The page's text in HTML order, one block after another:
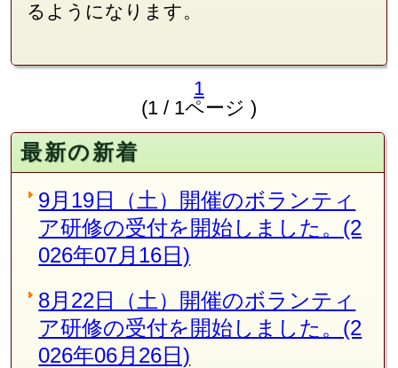
るようになります。
1
(1 / 1ページ )
最新の新着
9月19日（土）開催のボランティ
ア研修の受付を開始しました。(2
026年07月16日)
8月22日（土）開催のボランティ
ア研修の受付を開始しました。(2
026年06月26日)